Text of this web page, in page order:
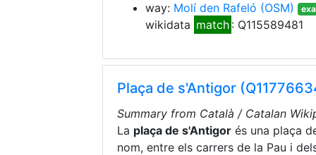
way: Molí den Rafeló (OSM)
wikidata match : Q115589481
Plaça de s'Antigor
Summary from Català / Catalan
La plaça de s'Antigor és una plaça
nom, entre els carrers de la Pau i